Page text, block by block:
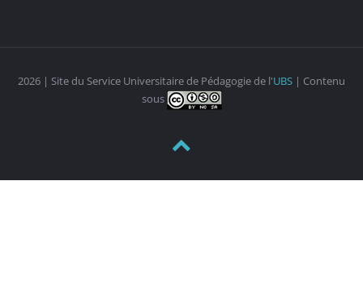
2026 | Site du Service Universitaire de Pédagogie de l'UBS | Contenu
sous